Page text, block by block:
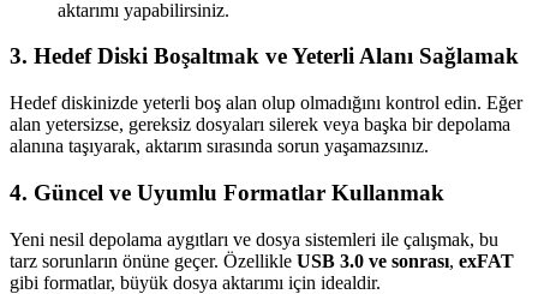
aktarımı yapabilirsiniz.
3. Hedef Diski Boşaltmak ve Yeterli Alanı Sağlamak
Hedef diskinizde yeterli boş alan olup olmadığını kontrol edin. Eğer
alan yetersizse, gereksiz dosyaları silerek veya başka bir depolama
alanına taşıyarak, aktarım sırasında sorun yaşamazsınız.
4. Güncel ve Uyumlu Formatlar Kullanmak
Yeni nesil depolama aygıtları ve dosya sistemleri ile çalışmak, bu
tarz sorunların önüne geçer. Özellikle USB 3.0 ve sonrası, exFAT
gibi formatlar, büyük dosya aktarımı için idealdir.